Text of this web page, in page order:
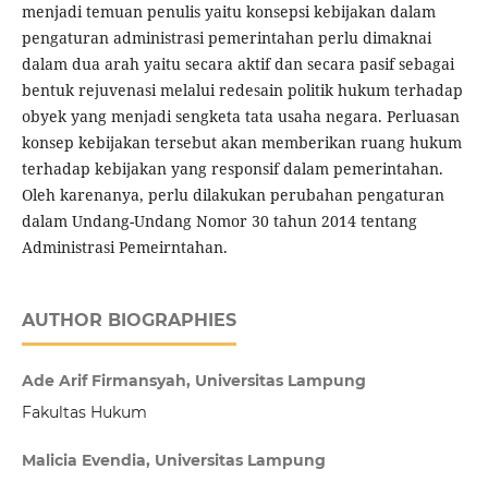
menjadi temuan penulis yaitu konsepsi kebijakan dalam
pengaturan administrasi pemerintahan perlu dimaknai
dalam dua arah yaitu secara aktif dan secara pasif sebagai
bentuk rejuvenasi melalui redesain politik hukum terhadap
obyek yang menjadi sengketa tata usaha negara. Perluasan
konsep kebijakan tersebut akan memberikan ruang hukum
terhadap kebijakan yang responsif dalam pemerintahan.
Oleh karenanya, perlu dilakukan perubahan pengaturan
dalam Undang-Undang Nomor 30 tahun 2014 tentang
Administrasi Pemeirntahan.
AUTHOR BIOGRAPHIES
Ade Arif Firmansyah, Universitas Lampung
Fakultas Hukum
Malicia Evendia, Universitas Lampung